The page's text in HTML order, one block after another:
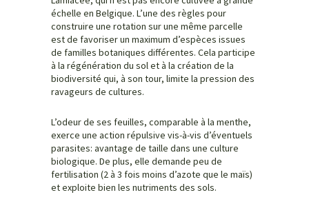
échelle en Belgique. L’une des règles pour
construire une rotation sur une même parcelle
est de favoriser un maximum d’espèces issues
de familles botaniques différentes. Cela participe
à la régénération du sol et à la création de la
biodiversité qui, à son tour, limite la pression des
ravageurs de cultures.
L’odeur de ses feuilles, comparable à la menthe,
exerce une action répulsive vis-à-vis d’éventuels
parasites: avantage de taille dans une culture
biologique. De plus, elle demande peu de
fertilisation (2 à 3 fois moins d’azote que le maïs)
et exploite bien les nutriments des sols.